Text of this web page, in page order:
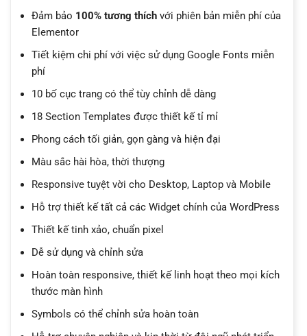
Đảm bảo 100% tương thíchvới phiên bản miễn phí của
Elementor
Tiết kiệm chi phí với việc sử dụng Google Fonts miễn
phí
10 bố cục trang có thể tùy chỉnh dễ dàng
18 Section Templates được thiết kế tỉ mỉ
Phong cách tối giản, gọn gàng và hiện đại
Màu sắc hài hòa, thời thượng
Responsive tuyệt vời cho Desktop, Laptop và Mobile
Hỗ trợ thiết kế tất cả các Widget chính của WordPress
Thiết kế tinh xảo, chuẩn pixel
Dễ sử dụng và chỉnh sửa
Hoàn toàn responsive, thiết kế linh hoạt theo mọi kích
thước màn hình
Symbols có thể chỉnh sửa hoàn toàn